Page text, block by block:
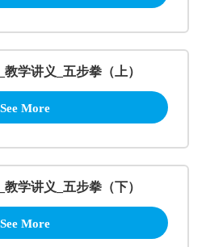
教学讲义_五步拳（上）
See More
教学讲义_五步拳（下）
See More